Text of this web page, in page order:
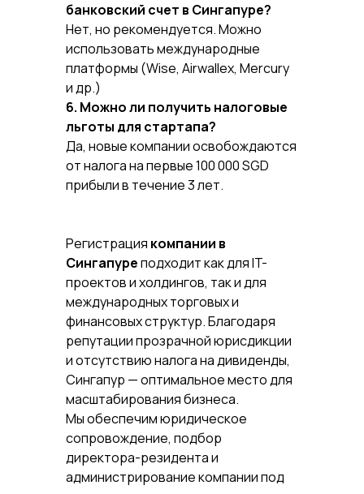
банковский счет в Сингапуре?
Нет, но рекомендуется. Можно
использовать международные
платформы (Wise, Airwallex, Mercury
и др.)
6. Можно ли получить налоговые
льготы для стартапа?
Да, новые компании освобождаются
от налога на первые 100 000 SGD
прибыли в течение 3 лет.
Регистрация компании в
Сингапуреподходит как для IT-
проектов и холдингов, так и для
международных торговых и
финансовых структур. Благодаря
репутации прозрачной юрисдикции
и отсутствию налога на дивиденды,
Сингапур — оптимальное место для
масштабирования бизнеса.
Мы обеспечим юридическое
сопровождение, подбор
директора-резидента и
администрирование компании под